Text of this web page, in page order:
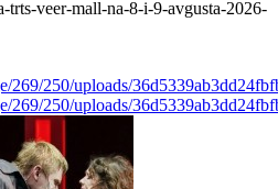
trts-veer-mall-na-8-i-9-avgusta-2026-
269/250/uploads/
269/250/uploads/